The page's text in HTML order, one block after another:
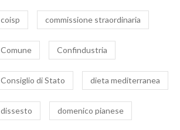
coisp commissione straordinaria
Comune Confindustria
Consiglio di Stato dieta mediterranea
dissesto domenico pianese